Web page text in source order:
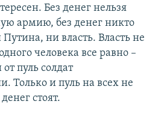
Без денег нельзя
армию, без денег никто
ни власть. Власть не
человека все равно –
пуль солдат
Только и пуль на всех не
стоят.